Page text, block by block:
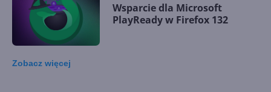
Wsparcie dla Microsoft
PlayReady w Firefox 132
Zobacz więcej